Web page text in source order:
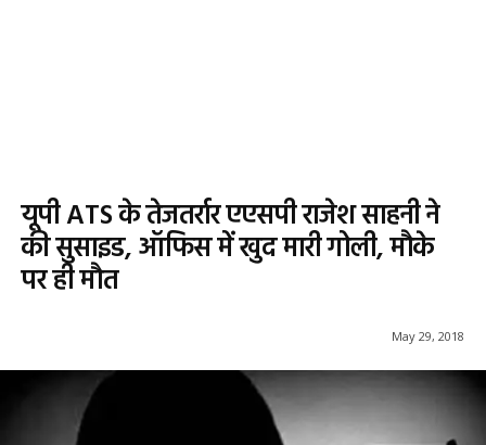
यूपी ATS के तेजतर्रार एएसपी राजेश साहनी ने
की सुसाइड, ऑफिस में खुद मारी गोली, मौके
पर ही मौत
May 29, 2018